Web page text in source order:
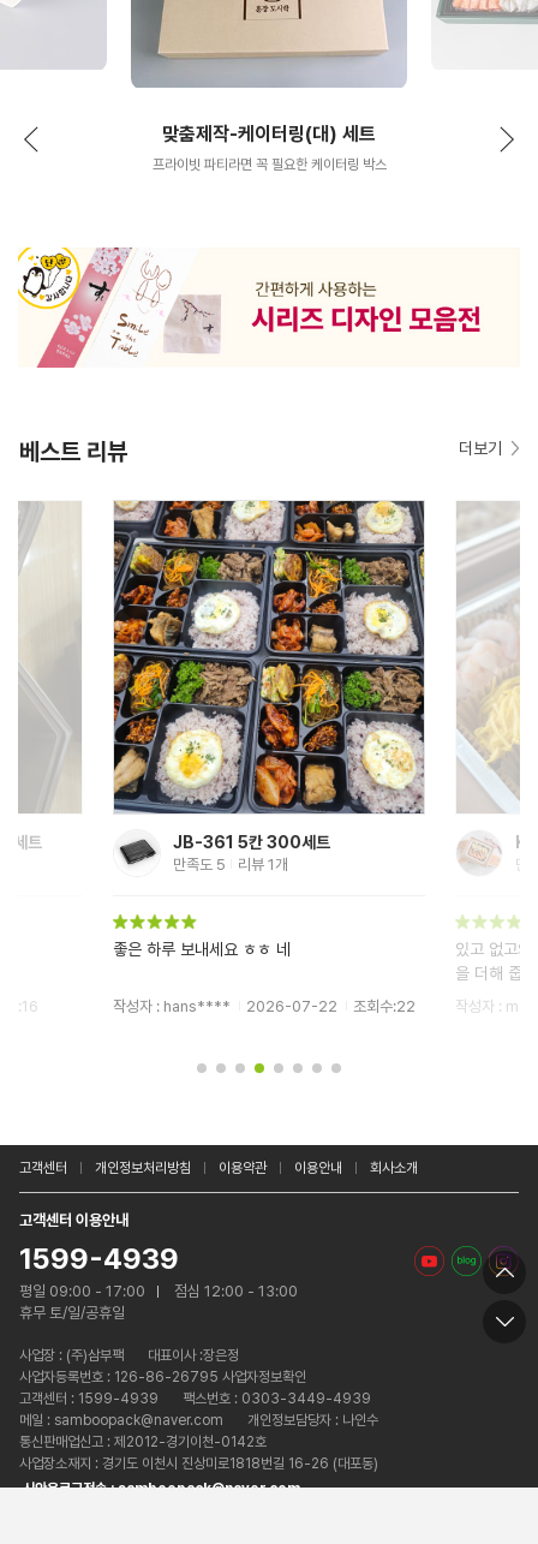
맞춤제작-케이터링(대) 세트
프라이빗 파티라면 꼭 필요한 케이터링 박스
베스트 리뷰 더보기
세트
수:16
JB-361 5칸 300세트
만족도 5 리뷰 1 개
좋은 하루 보내세요 ㅎㅎ 네
작성자 : hans**** 2026-07-22 조회수:22
만
있고 없고
을 더해 줍
작성자 :
고객센터 개인정보처리방침 이용약관 이용안내 회사소개
고객센터 이용안내
1599-4939
평일 09:00 - 17:00
점심 12:00 - 13:00
휴무 토/일/공휴일
사업장 : (주)삼부팩
대표이사 :장은정
사업자등록번호 : 126-86-26795 사업자정보확인
고객센터 : 1599-4939
팩스번호 : 0303-3449-4939
메일 : samboopack@naver.com
개인정보담당자 : 나인수
통신판매업신고 : 제2012-경기이천-0142호
사업장소재지 : 경기도 이천시 진상미로1818번길 16-26 (대포동)
시안용로고전송 : samboopack@naver.com